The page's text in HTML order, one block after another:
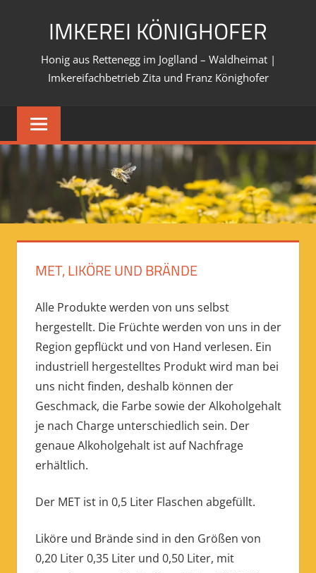
IMKEREI KÖNIGHOFER
Honig aus Rettenegg im Joglland – Waldheimat |
Imkereifachbetrieb Zita und Franz Könighofer
MET, LIKÖRE UND BRÄNDE
Alle Produkte werden von uns selbst
hergestellt. Die Früchte werden von uns in der
Region gepflückt und von Hand verlesen. Ein
industriell hergestelltes Produkt wird man bei
uns nicht finden, deshalb können der
Geschmack, die Farbe sowie der Alkoholgehalt
je nach Charge unterschiedlich sein. Der
genaue Alkoholgehalt ist auf Nachfrage
erhältlich.
Der MET ist in 0,5 Liter Flaschen abgefüllt.
Liköre und Brände sind in den Größen von
0,20 Liter 0,35 Liter und 0,50 Liter, mit